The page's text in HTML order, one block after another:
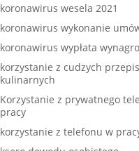
koronawirus wesela 2021
koronawirus wykonanie
koronawirus wypłata
korzystanie z cudzych
kulinarnych
Korzystanie z prywatnego
pracy
korzystanie z telefonu w